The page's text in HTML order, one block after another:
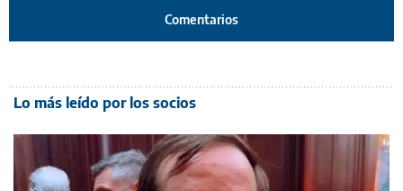
Comentarios
Lo más leído por los socios